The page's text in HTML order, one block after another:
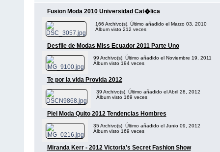
Fusion Moda 2010 Universidad Cat�lica
166 Archivo(s), Último añadido el Marzo 03, 2010
Álbum visto 212 veces
Desfile de Modas Miss Ecuador 2011 Parte Uno
99 Archivo(s), Último añadido el Noviembre 19, 2011
Álbum visto 194 veces
Te por la vida Provida 2012
39 Archivo(s), Último añadido el Abril 28, 2012
Álbum visto 169 veces
Piel Moda Quito 2012 Tendencias Hombres
35 Archivo(s), Último añadido el Junio 09, 2012
Álbum visto 169 veces
Miranda Kerr - 2012 Victoria's Secret Fashion Show